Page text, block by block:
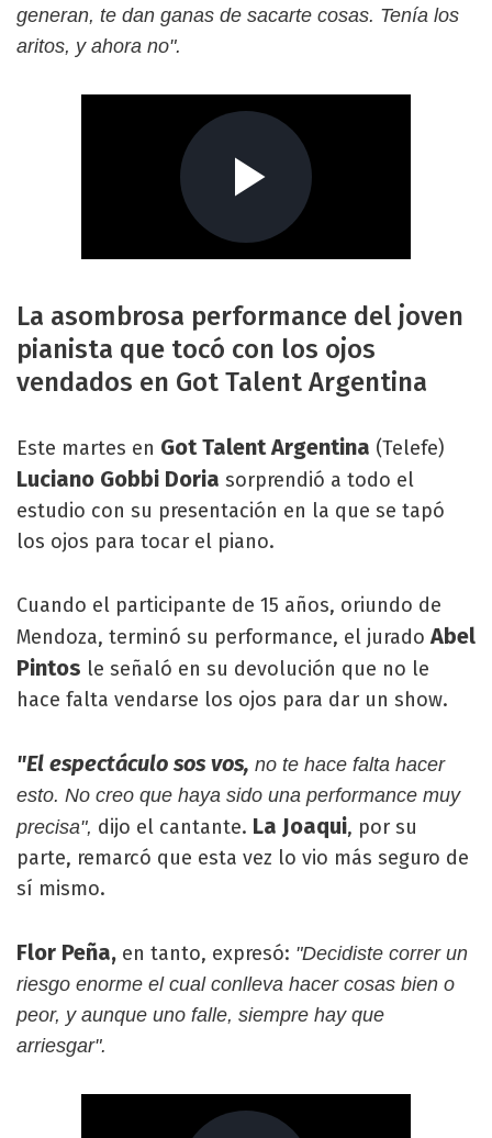
generan, te dan ganas de sacarte cosas. Tenía los
aritos, y ahora no".
La asombrosa performance del joven
pianista que tocó con los ojos
vendados en Got Talent Argentina
Este martes en Got Talent Argentina (Telefe)
Luciano Gobbi Doria sorprendió a todo el
estudio con su presentación en la que se tapó
los ojos para tocar el piano.
Cuando el participante de 15 años, oriundo de
Mendoza, terminó su performance, el juradoAbel
Pintos le señaló en su devolución que no le
hace falta vendarse los ojos para dar un show.
"El espectáculo sos vos, no te hace falta hacer
esto. No creo que haya sido una performance muy
precisa", dijo el cantante. La Joaqui, por su
parte, remarcó que esta vez lo vio más seguro de
sí mismo.
Flor Peña, en tanto, expresó: "Decidiste correr un
riesgo enorme el cual conlleva hacer cosas bien o
peor, y aunque uno falle, siempre hay que
arriesgar".